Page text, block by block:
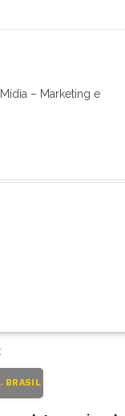
– Marketing e
BRASIL